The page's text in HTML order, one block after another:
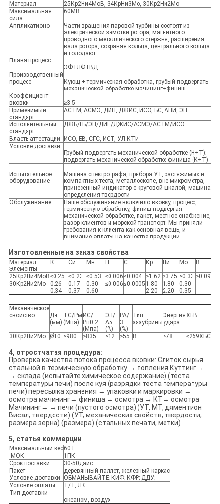
Материал
25Кр2Ни4МоВ, 34КрНи3Мо, 30Кр2Ни2Мо
Максимальная
сила
60МВ
Аппликатионо
Части вращения паровой турбины состоят из
электрической замотки ротора, магнитного
проводного металлического стержня, расширения
вала ротора, сохраняя кольца, центрального кольца
и голодают.
Плавя процесс
ЭФ+ЛФ+ВД
Производственный
процесс
Кующ + термическая обработка, грубый подвергать
механической обработке мачининг+финиш
Коэффициент
вковки
≥3.5
Применимый
стандарт
АСТМ, АСМЭ, ДИН, ДЖИС, ИСО, БС, АПИ, ЭН
Исполнительный
стандарт
ДЖБ/ГБ/ЭН/ДИН/ДЖИС/АСМЭ/АСТМ/ИСО
Власть аттестации
ИСО, БВ, СГС, ИСТ, УЛ.КТИ
Условие доставки
Грубый подвергать механической обработке (Н+Т);
подвергать механической обработке финиша (К+Т)
Испытательное
оборудование
Машина спектрографа, прибора УТ, растяжимых и
компактных теста, металлоскопе, вне микрометра,
принесенный индикатор с круговой шкалой, машина
определения твердости
Обслуживание
Наше обслуживание включило вковку, процесс,
термическую обработку, финиш подвергая
механической обработке, пакет, местное снабжение,
зазор клиентов и морской транспорт. Мы приняли
требования к клиента как основная вещь, и
внимание оплаты на качестве продукции.
Изготовленные на заказ свойства
Материал
Элементы
К Си Мн П С Кр Ни Мо В
25Кр2Ни4МоВ≤0.25 ≤0.23 ≤0.53 ≤0.006≤0.004 ≥1.62 ≥3.75 ≥0.33 ≥0.09
30Кр2Ни2Мо
0.26-
0.34
0.17-
0.37
0.30-
0.60
≤0.006≤0.0005 1.80-
2.20
1.80-
2.20
0.30-
0.35
-
Механическое
свойство
Дя.
(мм)
ТС/Рм
(Мпа)
ИС/
Рп0.2
(Мпа)
ЭЛ/
А5
(%)
РА/
З
(%)
Тип
зазубрины
Энергия
удара
ХБВ
30Кр2Ни2Мо Ø10 ≥980 ≥835 ≥12 ≥55 В ≥78 ≤269ХБС
4, отростчатая процедура:
Проверка качества потока процесса вковки: Слиток сырья
стальной в термическую обработку → топления Куттинг→
→ склада (испытайте химическое содержание) (теста
температуры печи) после куя (разрядки теста температуры
печи) пересылка хранения → упаковки и маркировки →
осмотра мачининг→ финиша → осмотра → КТ→ осмотра
Мачининг→ → печи (пустого осмотра) (УТ, МТ, дяментион
Висал, твердости) (УТ, механических свойств, твердости,
размера зерна) (размера) (стальных печати, метки)
5, статья коммерции
Максимальный вес60Т
МОК
1ПК
Срок поставки
30-50дайс
Пакет
деревянный паллет, железный каркас
Условие доставки
ОБМАНЫВАЙТЕ; КИФ; КФР; ДДУ;
Условие оплаты
Т/Т, ЛК
Тип доставки
океаном, воздух